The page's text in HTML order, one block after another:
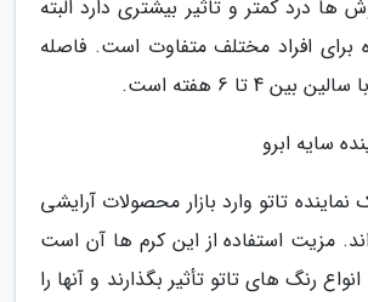
درد کمتر و تاثیر بیشتری دارد البته
برای افراد مختلف متفاوت است. فاصله
4 تا 6 هفته است.
سایه ابرو
نماینده تاتو وارد بازار محصولات آرایشی
مزیت استفاده از این کرم ها آن است
رنگ های تاتو تأثیر بگذارند و آنها را